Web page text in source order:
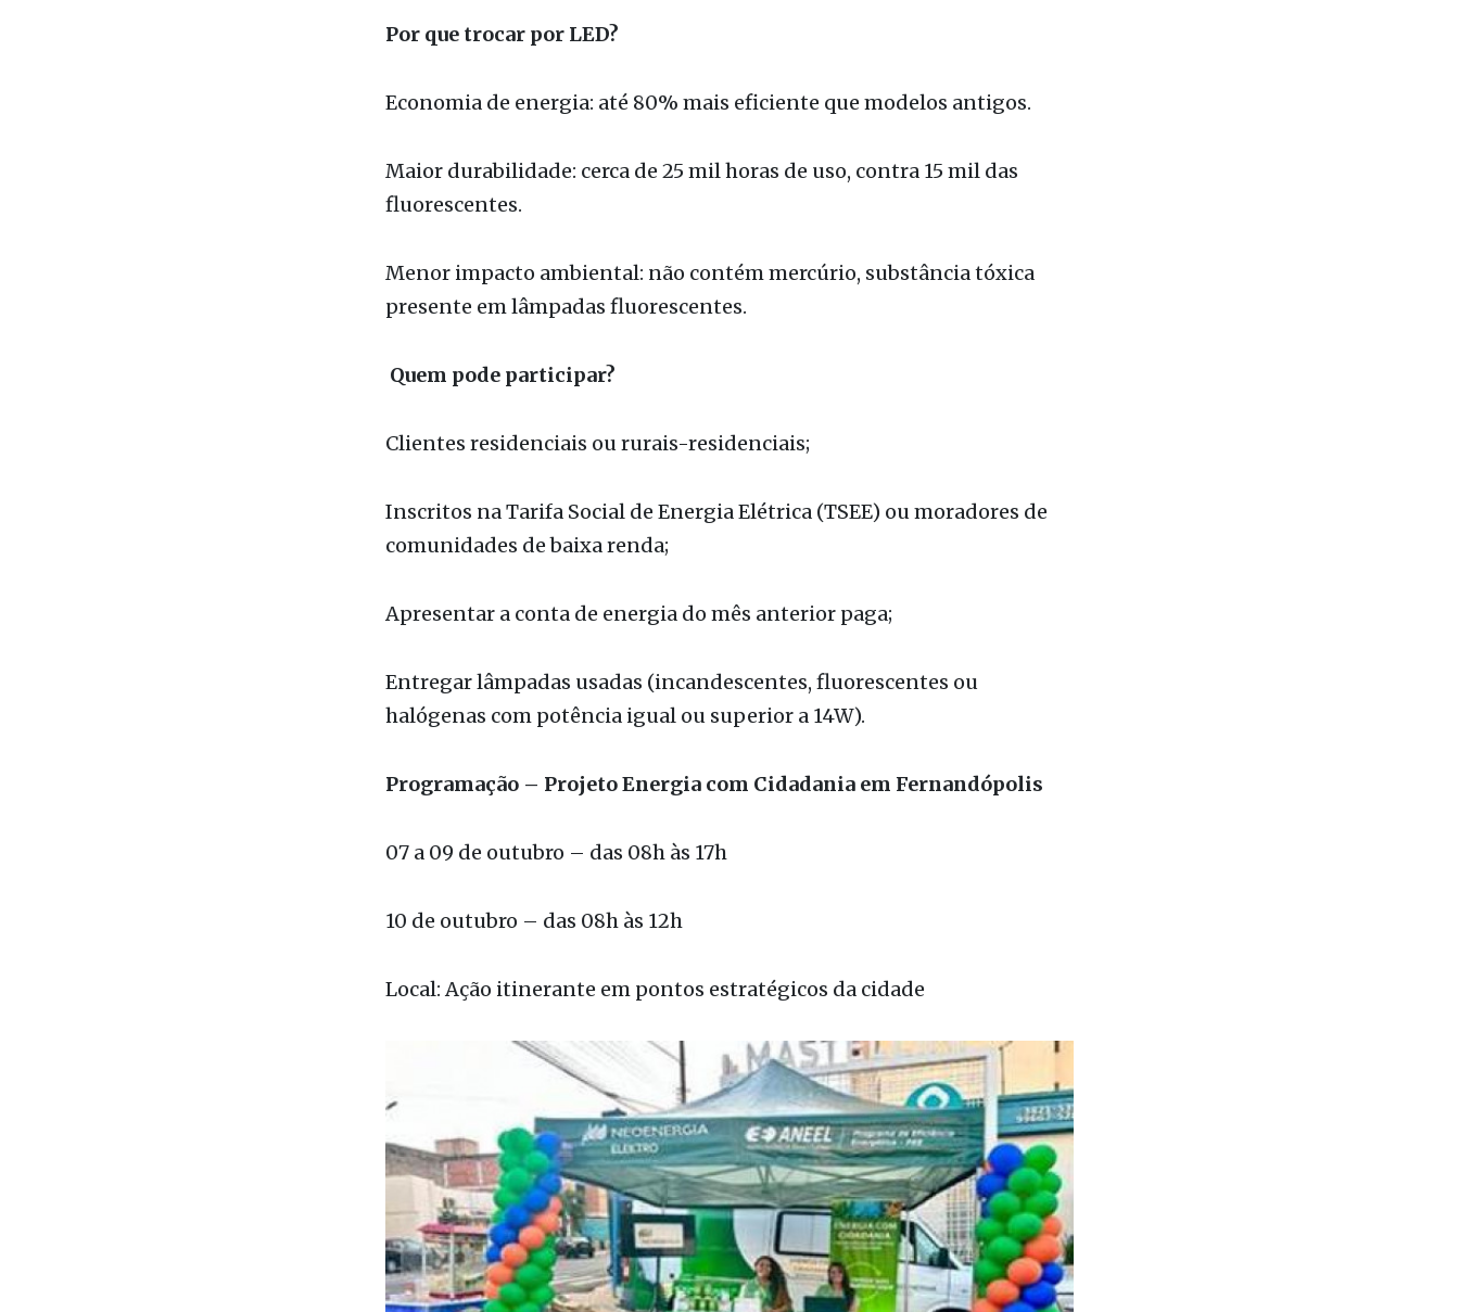
destaca [porta-voz da Neoenergia Elektro].
Por que trocar por LED?
Economia de energia: até 80% mais eficiente que modelos antigos.
fluorescentes.
presente em lâmpadas fluorescentes.
Quem pode participar?
Clientes residenciais ou rurais-residenciais;
comunidades de baixa renda;
Apresentar a conta de energia do mês anterior paga;
halógenas com potência igual ou superior a 14W).
Programação – Projeto Energia com Cidadania em Fernandópolis
07 a 09 de outubro – das 08h às 17h
10 de outubro – das 08h às 12h
Local: Ação itinerante em pontos estratégicos da cidade